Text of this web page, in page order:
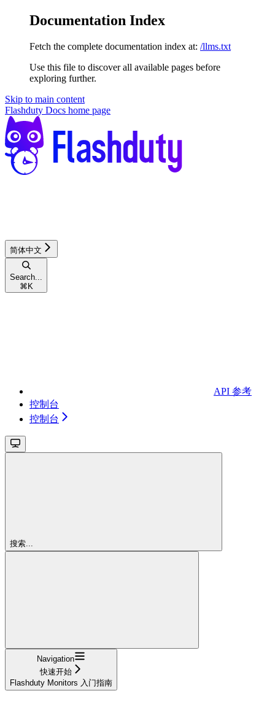
Documentation Index
Fetch the complete documentation index at: /llms.txt
Use this file to discover all available pages before
exploring further.
Skip to main content
Flashduty Docs home page
简体中文
Search...
⌘ K
API 参考
控制台
控制台
搜索...
Navigation
快速开始
Flashduty Monitors 入门指南